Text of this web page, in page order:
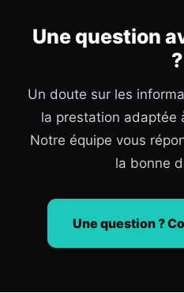
Une question
?
Un doute sur les
la prestation adaptée
Notre équipe vous
la bonne
Une question ?